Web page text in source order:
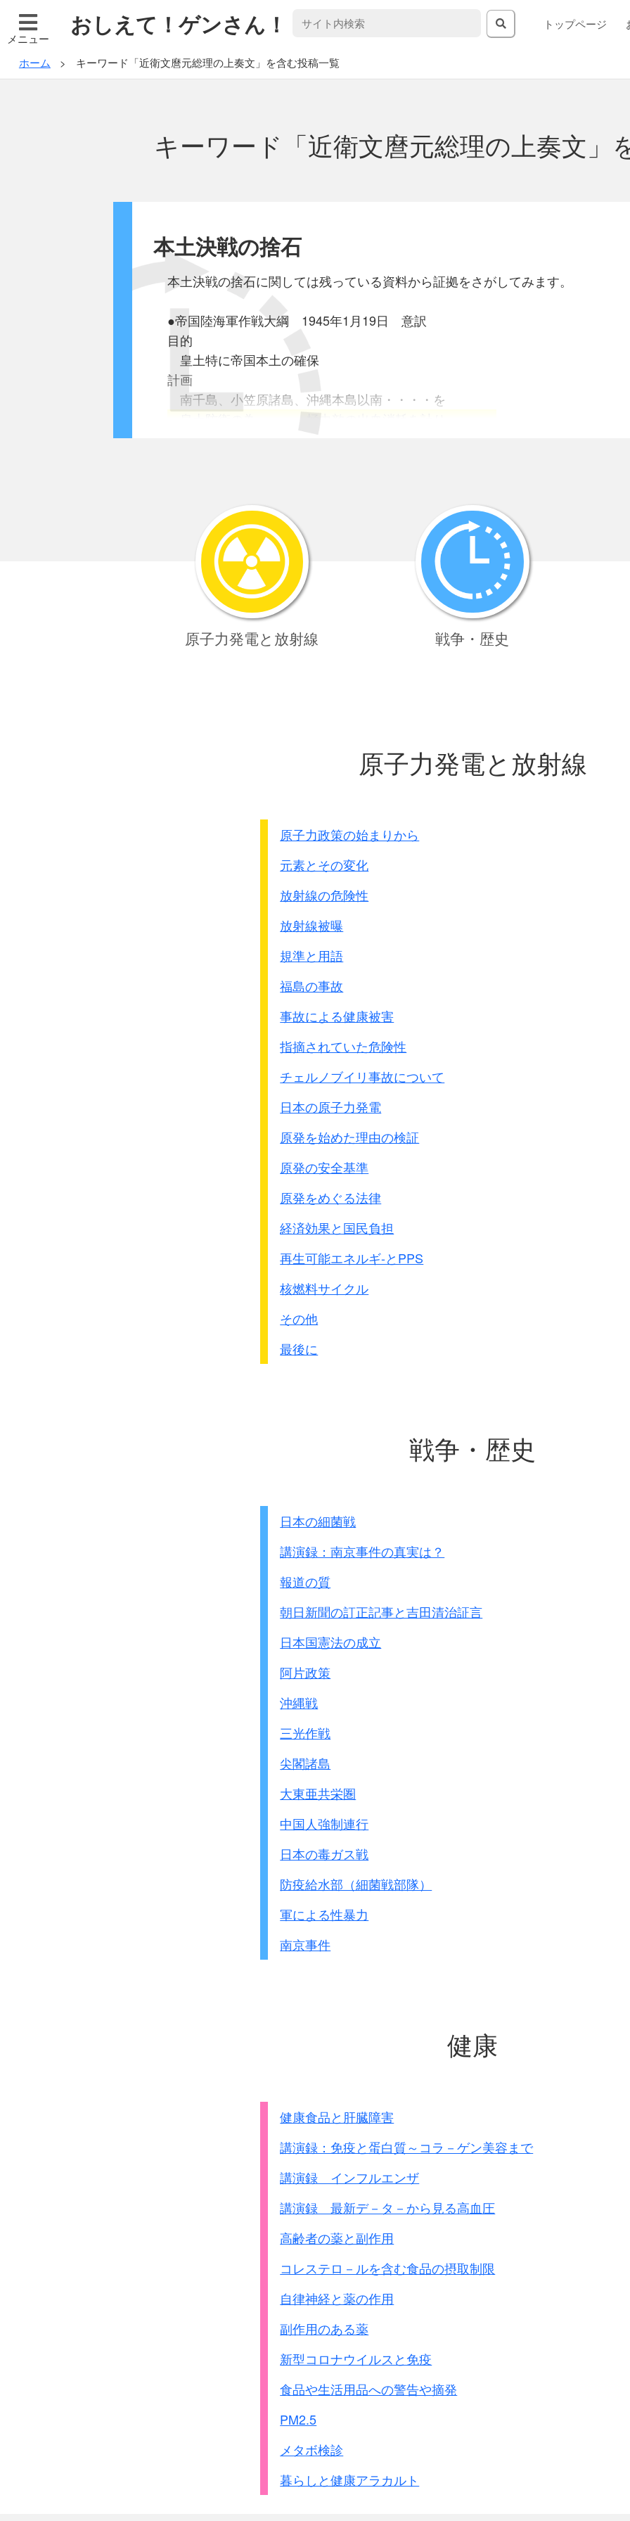
メニュー おしえて！ゲンさん！ トップページ
ホーム キーワード「近衛文麿元総理の上奏文」を含む投稿一覧
キーワード「近衛文麿元総理の上奏文」
本土決戦の捨石
本土決戦の捨石に関しては残っている資料から証拠をさがしてみます。
●帝国陸海軍作戦大綱 1945年1月19日 意訳
目的
皇土特に帝国本土の確保
計画
南千島、小笠原諸島、沖縄本島以南・・・・を
皇土防衛の為・・・・極力敵の出血消耗を計り・・・・
一機一戦艦、一艇一船、一人十殺一戦車
注：飛行機、舟、人による特攻作戦のスロ－ガンです。
●戦争機密日誌
(大本営陸軍部作戦指導班参謀が業務内容を記録したもの)
4月2日 アメリカ軍が上陸した次の日
沖縄作戦の見透しは明白となる
これに多くの期待をかくること自体無理・・・・
沖縄がアメリカに占領されて、
軍がそのための教訓として出したものです。
6月20日に同じものがガリ版で出されています。
◎沖縄戦において実施せる対戦車戦闘の例として、
図入りで戦車攻撃で最も有効な方法として、
戦車通過時に兵士が体当たりする
と書かれています。
沖縄戦の教訓と言う文章ですから
沖縄で実際に行なった戦法でしょう。
そして日本本土でも沖縄と同じような
悲惨な戦いを一般国民に強いる事を軍は考えていたようです。
●最高戦争指導者会議
5月11日 米内外務大臣の発言
国体護持(天皇制を守る)の為には、
●木戸幸一関係文書から 1945年2月14日 意訳
最悪なる事（敗戦)は必至なり・・・・
国体護持の立場から考えると、
国体護持の立場からすれば、
一日も速やかに戦争終結の方策を講ずべき・・・・
沖縄戦の悲劇も原爆もなかったことになります。
指示したことは重大な事です
原子力発電と放射線 戦争・歴史
原子力発電と放射線
原子力政策の始まりから
元素とその変化
放射線の危険性
放射線被曝
規準と用語
福島の事故
事故による健康被害
指摘されていた危険性
チェルノブイリ事故について
日本の原子力発電
原発を始めた理由の検証
原発の安全基準
原発をめぐる法律
経済効果と国民負担
再生可能エネルギ-とPPS
核燃料サイクル
その他
最後に
戦争・歴史
日本の細菌戦
講演録：南京事件の真実は？
報道の質
朝日新聞の訂正記事と吉田清治証言
日本国憲法の成立
阿片政策
沖縄戦
三光作戦
尖閣諸島
大東亜共栄圏
中国人強制連行
日本の毒ガス戦
防疫給水部（細菌戦部隊）
軍による性暴力
南京事件
健康
健康食品と肝臓障害
講演録：免疫と蛋白質～コラ－ゲン美容まで
講演録 インフルエンザ
講演録 最新デ－タ－から見る高血圧
高齢者の薬と副作用
コレステロ－ルを含む食品の摂取制限
自律神経と薬の作用
副作用のある薬
新型コロナウイルスと免疫
食品や生活用品への警告や摘発
PM2.5
メタボ検診
暮らしと健康アラカルト